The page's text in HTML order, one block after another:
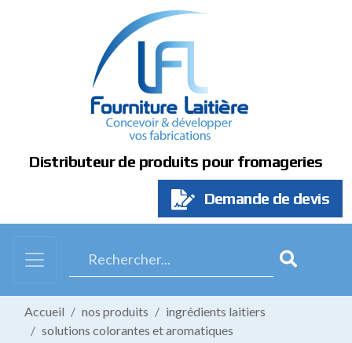
Distributeur de produits pour fromageries
Demande de devis
Accueil nos produits
ingrédients laitiers
solutions colorantes et aromatiques
Panneau de gestion des cookies